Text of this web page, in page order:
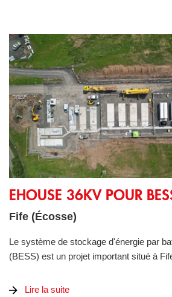
EHOUSE 36KV POUR
Fife (Écosse)
Le système de stockage d'énergie par
(BESS) est un projet important situé à
Lire la suite